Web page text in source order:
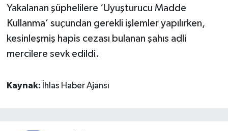
Yakalanan şüphelilere ‘Uyuşturucu Madde
Kullanma’ suçundan gerekli işlemler yapılırken,
kesinleşmiş hapis cezası bulanan şahıs adli
mercilere sevk edildi.
Kaynak: İhlas Haber Ajansı